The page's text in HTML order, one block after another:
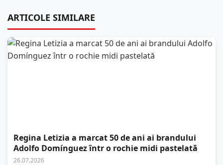
ARTICOLE SIMILARE
Regina Letizia a marcat 50 de ani ai brandului
Adolfo Domínguez într o rochie midi pastelată
26.07.2026